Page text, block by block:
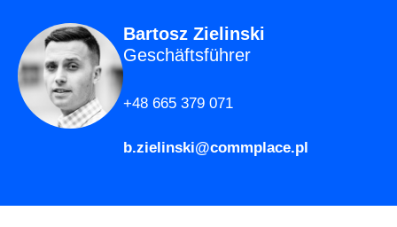
Bartosz Zielinski
Geschäftsführer
+48 665 379 071
b.zielinski@commplace.pl